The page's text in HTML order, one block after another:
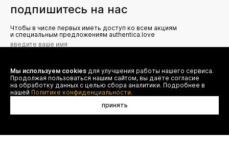
подпишитесь на нас
Чтобы в числе первых иметь доступ ко всем акциям
и специальным предложениям authentica.love
Я даю согласие на сбор, обработку и хранение моих
персональных данных (имя, email, телефон) для получения
рекламных и информационных рассылок от ООО 'БТ
Юнайтед', а также ознакомлен(а) с
Политикой конфиденциальности
Мы используем cookies для улучшения работы нашего сервиса.
Продолжая пользоваться нашим сайтом, вы даёте согласие
на обработку данных с целью сбора аналитики. Подробнее в
нашей Политике конфиденциальности.
принять